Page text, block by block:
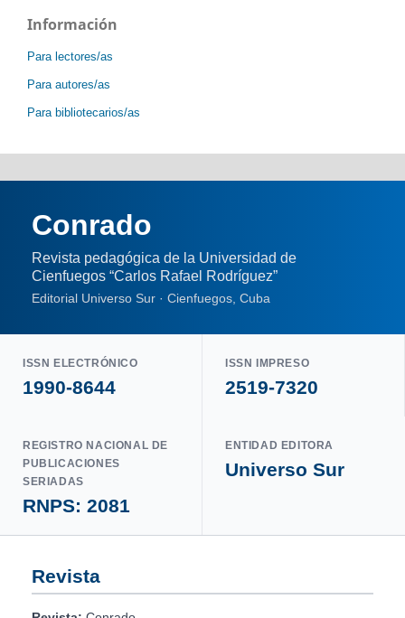
Información
Para lectores/as
Para autores/as
Para bibliotecarios/as
Conrado
Revista pedagógica de la Universidad de
Cienfuegos “Carlos Rafael Rodríguez”
Editorial Universo Sur · Cienfuegos, Cuba
ISSN ELECTRÓNICO
1990-8644
ISSN IMPRESO
2519-7320
REGISTRO NACIONAL DE
PUBLICACIONES
SERIADAS
RNPS: 2081
ENTIDAD EDITORA
Universo Sur
Revista